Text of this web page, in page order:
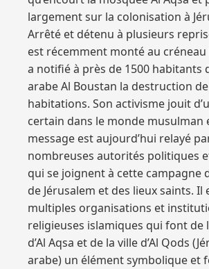
largement sur la colonisation à
Arrêté et détenu à plusieurs
est récemment monté au créneau
a notifié à près de 1500 habitants
arabe Al Boustan la destruction
habitations. Son activisme jouit
certain dans le monde musulman
message est aujourd’hui relayé
nombreuses autorités politiques
qui se joignent à cette campagne
de Jérusalem et des lieux saints. Il
multiples organisations et
religieuses islamiques qui font de
d’Al Aqsa et de la ville d’Al Qods
arabe) un élément symbolique et